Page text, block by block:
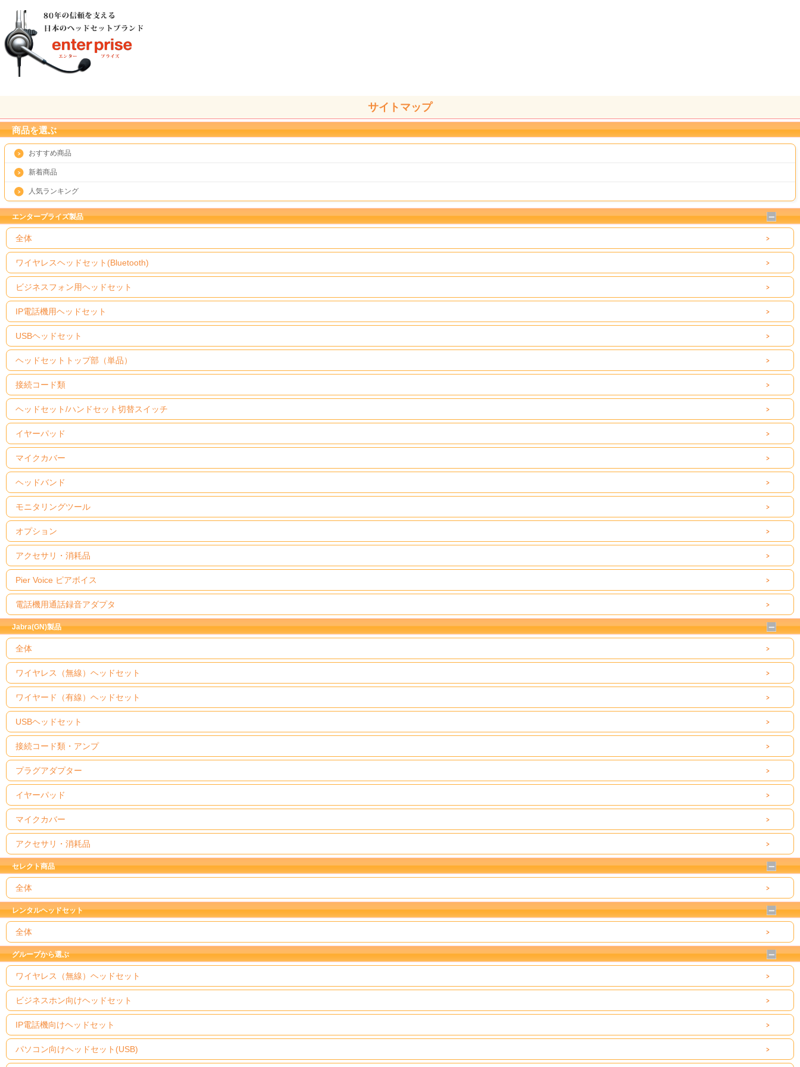
サイトマップ
商品を選ぶ
おすすめ商品
新着商品
人気ランキング
エンタープライズ製品
全体
ワイヤレスヘッドセット(Bluetooth)
ビジネスフォン用ヘッドセット
IP電話機用ヘッドセット
USBヘッドセット
ヘッドセットトップ部（単品）
接続コード類
ヘッドセット/ハンドセット切替スイッチ
イヤーパッド
マイクカバー
ヘッドバンド
モニタリングツール
オプション
アクセサリ・消耗品
Pier Voice ピアボイス
電話機用通話録音アダプタ
Jabra(GN)製品
全体
ワイヤレス（無線）ヘッドセット
ワイヤード（有線）ヘッドセット
USBヘッドセット
接続コード類・アンプ
プラグアダプター
イヤーパッド
マイクカバー
アクセサリ・消耗品
セレクト商品
全体
レンタルヘッドセット
全体
グループから選ぶ
ワイヤレス（無線）ヘッドセット
ビジネスホン向けヘッドセット
IP電話機向けヘッドセット
パソコン向けヘッドセット(USB)